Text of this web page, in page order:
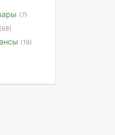
(7)
(68)
(19)